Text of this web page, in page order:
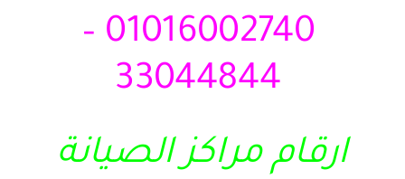
01016002740 –
ارقام مراكز الصيانة